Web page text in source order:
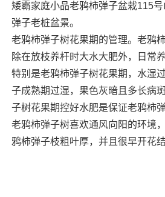
矮霸家庭小品老鸦柿弹子盆栽115
弹子老桩盆景。
老鸦柿弹子树花果期的管理。老鸦
除在放枝养杆时大水大肥外，日常
特别是老鸦柿弹子树花果期，水湿
子成熟期过湿，果色灰暗且多长病
子树花果期控好水肥是保证老鸦柿
老鸦柿弹子树喜欢通风向阳的环境
鸦柿弹子枝粗叶厚，并且很早开花结